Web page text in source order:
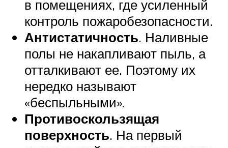
в помещениях, где усиленный
контроль пожаробезопасности.
Антистатичность. Наливные
полы не накапливают пыль, а
отталкивают ее. Поэтому их
нередко называют
«беспыльными».
Противоскользящая
поверхность. На первый